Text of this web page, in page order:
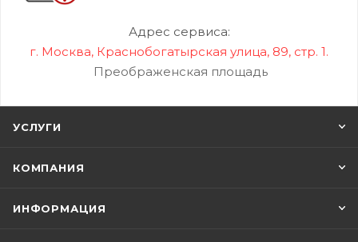
Адрес сервиса:
г. Москва, Краснобогатырская улица, 89, стр. 1.
Преображенская площадь
УСЛУГИ
КОМПАНИЯ
ИНФОРМАЦИЯ